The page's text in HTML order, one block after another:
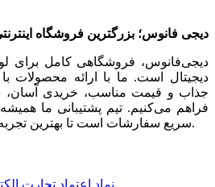
دیجی فانوس؛ بزرگترین فروشگاه
دیجی‌فانوس، فروشگاهی کامل برای
دیجیتال است. ما با ارائه محصولات
جذاب و قیمت مناسب، خریدی
فراهم می‌کنیم. تیم پشتیبانی ما
سریع سفارشات است تا بهترین تجربه خرید آنلاین را داشته باشید.